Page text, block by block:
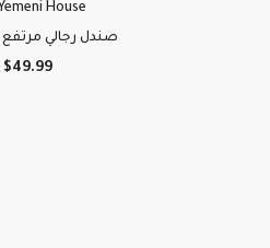
House
صندل رجالي
$49.99